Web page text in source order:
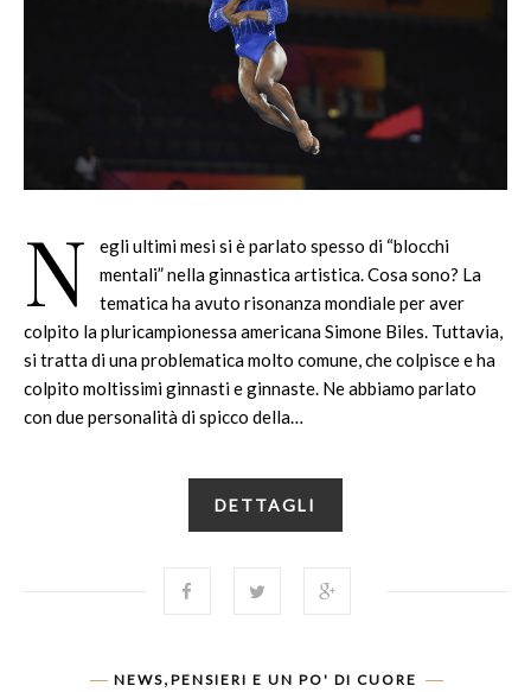
N
egli ultimi mesi si è parlato spesso di “blocchi
mentali” nella ginnastica artistica. Cosa sono? La
tematica ha avuto risonanza mondiale per aver
colpito la pluricampionessa americana Simone Biles. Tuttavia,
si tratta di una problematica molto comune, che colpisce e ha
colpito moltissimi ginnasti e ginnaste. Ne abbiamo parlato
con due personalità di spicco della…
DETTAGLI
NEWS, PENSIERI E UN PO' DI CUORE